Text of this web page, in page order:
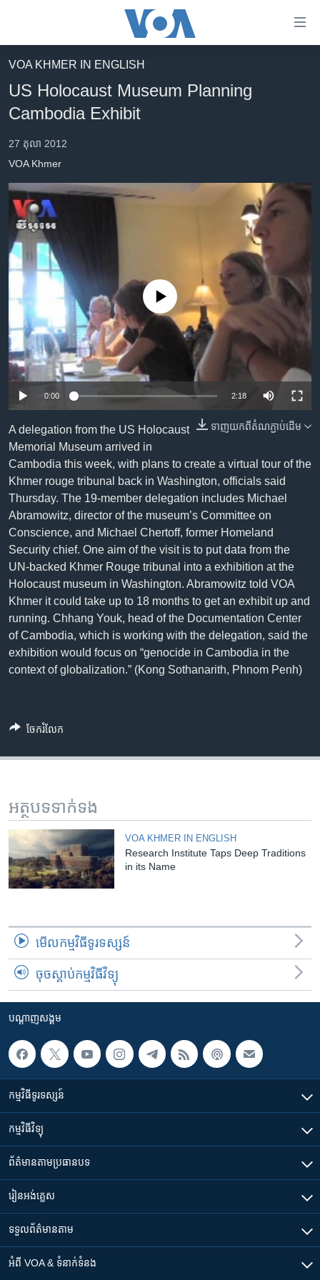
គេហទំព័រ​
រំលង​
និង​
ទៅ​​
ទំព័រ​
ព័ត៌មាន​​
រំលង​
និង​
ចូល​
ទៅ​
ទំព័រ​
រចនា
សម្ព័ន្ធ​
រំលង​
និង​
ទៅ​
កាន់​
ទំព័រ​
ស្វែង​
រក
អន្តរជាតិ
ចិន
កម្ពុជាច្នៃប្រតិដ្ឋ
ព្រឹត្តិការណ៍ព័ត៌មាន
ទូរទស្សន៍ / វីដេអូ​
វិទ្យុ / ផតខាសថ៍
កម្មវិធីទាំងអស់
Khmer English
បណ្តាញ​សង្គម
ភាសា
VOA KHMER IN ENGLISH
US Holocaust Museum Planning
Cambodia Exhibit
27 តុលា 2012
VOA Khmer
No media source currently available
0:00 2:18
ទាញ​យក​ពី​តំណភ្ជាប់​ដើម
A delegation from the US Holocaust
Memorial Museum arrived in
Cambodia this week, with plans to create a virtual tour of the
Khmer rouge tribunal back in Washington, officials said
Thursday. The 19-member delegation includes Michael
Abramowitz, director of the museum’s Committee on
Conscience, and Michael Chertoff, former Homeland
Security chief. One aim of the visit is to put data from the
UN-backed Khmer Rouge tribunal into a exhibition at the
Holocaust museum in Washington. Abramowitz told VOA
Khmer it could take up to 18 months to get an exhibit up and
running. Chhang Youk, head of the Documentation Center
of Cambodia, which is working with the delegation, said the
exhibition would focus on “genocide in Cambodia in the
context of globalization.” (Kong Sothanarith, Phnom Penh)
ចែករំលែក
អត្ថបទ​ទាក់ទង
VOA KHMER IN ENGLISH
Research Institute Taps Deep Traditions
in its Name
មើល​កម្មវិធី​ទូរទស្សន៍
ចុចស្តាប់កម្មវិធីវិទ្យុ
បណ្តាញ​សង្គម
កម្មវិធី​ទូរទស្សន៍
កម្មវិធី​វិទ្យុ
ព័ត៌មាន​តាមប្រធានបទ​
រៀន​​អង់គ្លេស
ទទួល​ព័ត៌មាន​តាម
អំពី​ VOA & ទំនាក់ទំនង